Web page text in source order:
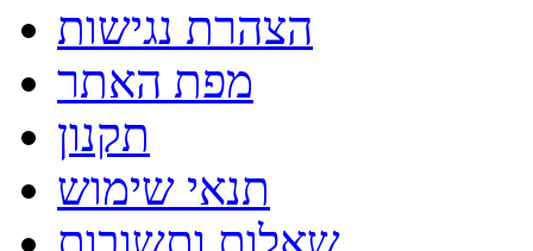
הצהרת נגישות
מפת האתר
תקנון
תנאי שימוש